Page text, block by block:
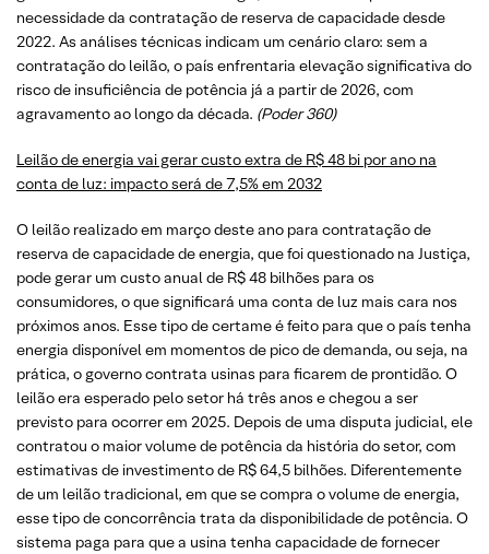
necessidade da contratação de reserva de capacidade desde
2022. As análises técnicas indicam um cenário claro: sem a
contratação do leilão, o país enfrentaria elevação significativa do
risco de insuficiência de potência já a partir de 2026, com
agravamento ao longo da década. (Poder 360)
Leilão de energia vai gerar custo extra de R$ 48 bi por ano na
conta de luz: impacto será de 7,5% em 2032
O leilão realizado em março deste ano para contratação de
reserva de capacidade de energia, que foi questionado na Justiça,
pode gerar um custo anual de R$ 48 bilhões para os
consumidores, o que significará uma conta de luz mais cara nos
próximos anos. Esse tipo de certame é feito para que o país tenha
energia disponível em momentos de pico de demanda, ou seja, na
prática, o governo contrata usinas para ficarem de prontidão. O
leilão era esperado pelo setor há três anos e chegou a ser
previsto para ocorrer em 2025. Depois de uma disputa judicial, ele
contratou o maior volume de potência da história do setor, com
estimativas de investimento de R$ 64,5 bilhões. Diferentemente
de um leilão tradicional, em que se compra o volume de energia,
esse tipo de concorrência trata da disponibilidade de potência. O
sistema paga para que a usina tenha capacidade de fornecer